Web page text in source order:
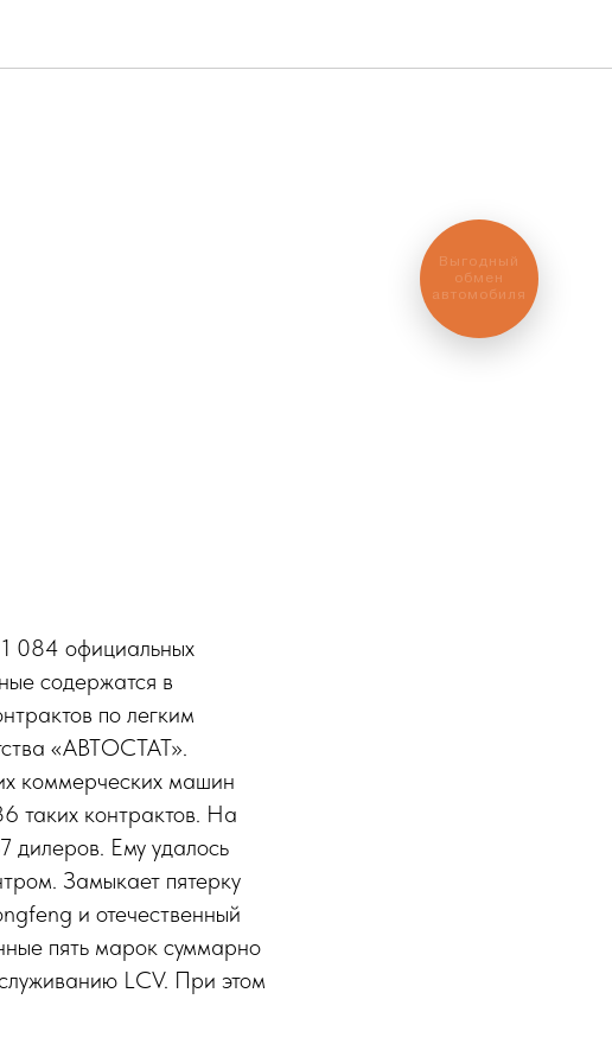
084 официальных
содержатся в
по легким
«АВТОСТАТ».
коммерческих машин
таких контрактов. На
дилеров. Ему удалось
Замыкает пятерку
и отечественный
пять марок суммарно
LCV. При этом
Выгодный
обмен
автомобиля